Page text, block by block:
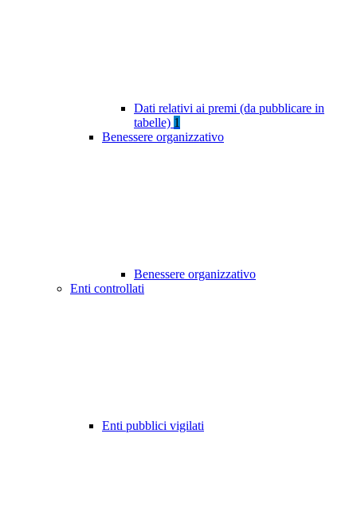
Dati relativi ai premi (da pubblicare in
tabelle) 1
Benessere organizzativo
Benessere organizzativo
Enti controllati
Enti pubblici vigilati